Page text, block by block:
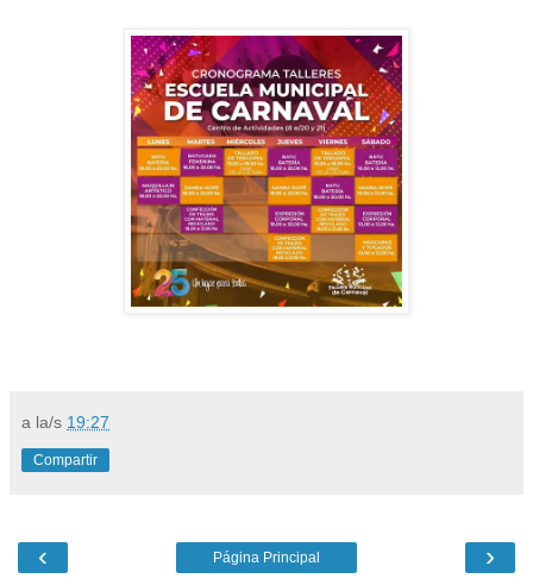
a la/s 19:27
Compartir
‹ ›
Página Principal